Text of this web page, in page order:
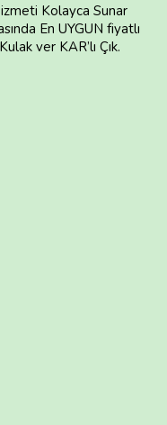
Kolayca Sunar
En UYGUN fiyatlı
ver KAR’lı Çık.